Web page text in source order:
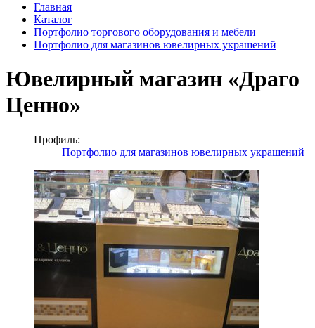
Главная
Каталог
Портфолио торгового оборудования и мебели
Портфолио для магазинов ювелирных украшений
Ювелирный магазин «Драго
Ценно»
Профиль:
Портфолио для магазинов ювелирных украшений